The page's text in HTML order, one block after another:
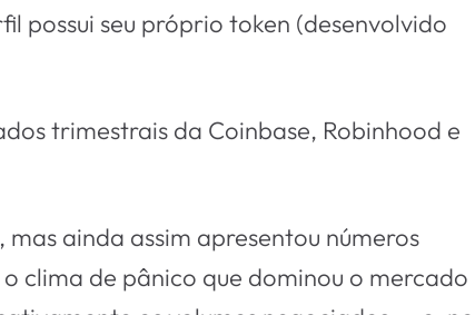
possui seu próprio token (desenvolvido
trimestrais da Coinbase, Robinhood e
ainda assim apresentou números
clima de pânico que dominou o mercado